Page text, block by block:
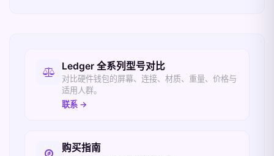
相关入口
Ledger 全系列型号对比
对比硬件钱包的屏幕、连接、材质、重量、价格与
适用人群。
联系 →
购买指南